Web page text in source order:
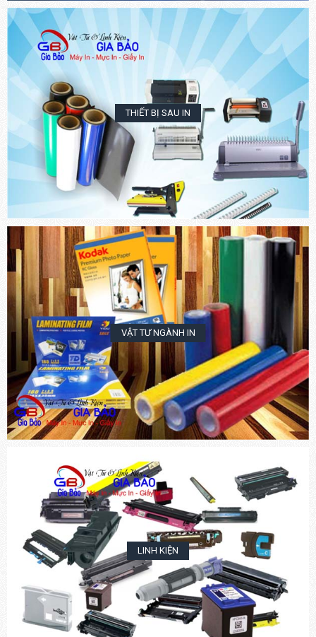
THIẾT BỊ SAU IN
VẬT TƯ NGÀNH IN
LINH KIỆN